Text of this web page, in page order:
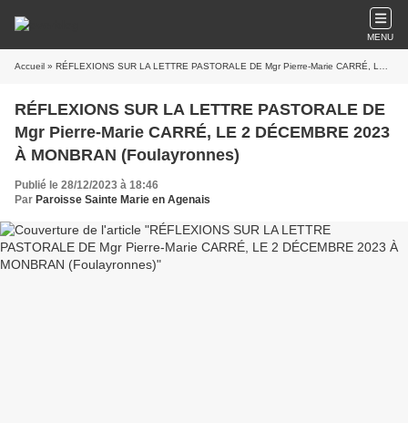
MENU
Accueil » RÉFLEXIONS SUR LA LETTRE PASTORALE DE Mgr Pierre-Marie CARRÉ, LE 2 DÉCEMBRE 2023 À MONBRAN (Foulayronnes)
RÉFLEXIONS SUR LA LETTRE PASTORALE DE
Mgr Pierre-Marie CARRÉ, LE 2 DÉCEMBRE 2023
À MONBRAN (Foulayronnes)
Publié le 28/12/2023 à 18:46
Par Paroisse Sainte Marie en Agenais